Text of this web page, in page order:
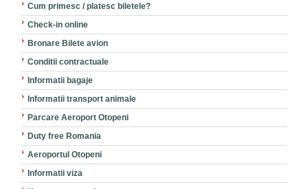
Cum primesc / platesc biletele?
Check-in online
Bronare Bilete avion
Conditii contractuale
Informatii bagaje
Informatii transport animale
Parcare Aeroport Otopeni
Duty free Romania
Aeroportul Otopeni
Informatii viza